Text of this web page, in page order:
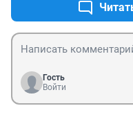
Гость
Войти